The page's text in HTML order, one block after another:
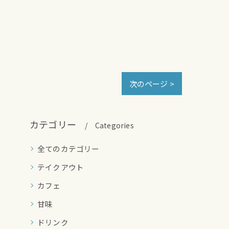
次のページ >
カテゴリー Categories
全てのカテゴリー
テイクアウト
カフェ
甘味
ドリンク